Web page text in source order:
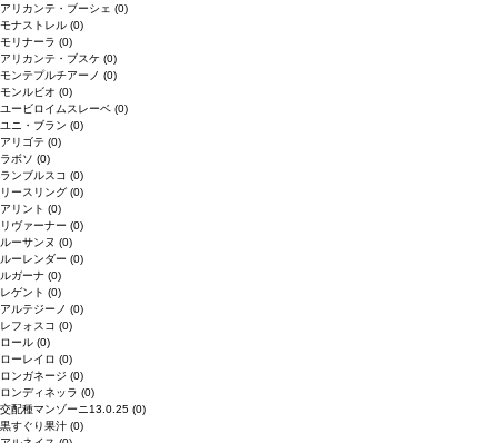
アリカンテ・ブーシェ (0)
モナストレル (0)
モリナーラ (0)
アリカンテ・ブスケ (0)
モンテプルチアーノ (0)
モンルビオ (0)
ユービロイムスレーベ (0)
ユニ・ブラン (0)
アリゴテ (0)
ラボソ (0)
ランブルスコ (0)
リースリング (0)
アリント (0)
リヴァーナー (0)
ルーサンヌ (0)
ルーレンダー (0)
ルガーナ (0)
レゲント (0)
アルテジーノ (0)
レフォスコ (0)
ロール (0)
ローレイロ (0)
ロンガネージ (0)
ロンディネッラ (0)
交配種マンゾーニ13.0.25 (0)
黒すぐり果汁 (0)